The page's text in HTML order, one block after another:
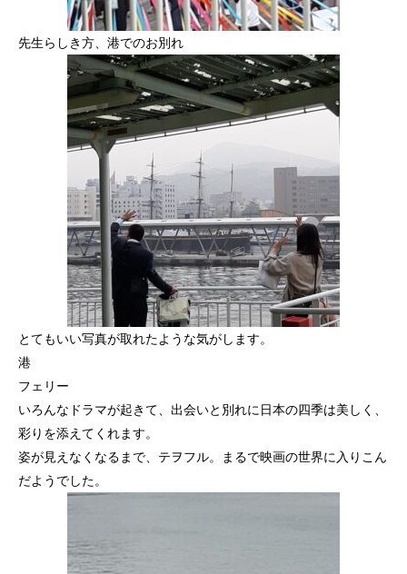
先生らしき方、港でのお別れ
とてもいい写真が取れたような気がします。
港
フェリー
いろんなドラマが起きて、出会いと別れに日本の四季は美しく、
彩りを添えてくれます。
姿が見えなくなるまで、テヲフル。まるで映画の世界に入りこん
だようでした。